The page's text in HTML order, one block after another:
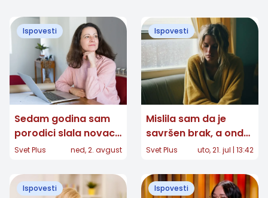
Ispovesti
Sedam godina sam
porodici slala novac
iz inostranstva, a
li sam vam ćerka ili
bankomat?“
Svet Plus ned, 2. avgust
Ispovesti
Mislila sam da je
savršen brak, a onda
sam u njegovoj tašni
Svet Plus uto, 21. jul | 13:42
Ispovesti Ispovesti